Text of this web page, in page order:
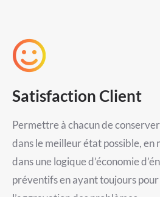
Satisfaction Client
Permettre à chacun de
dans le meilleur état possible, en
dans une logique d’économie
préventifs en ayant toujours